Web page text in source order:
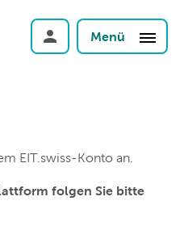
Menü
EIT.swiss-Konto an.
folgen Sie bitte